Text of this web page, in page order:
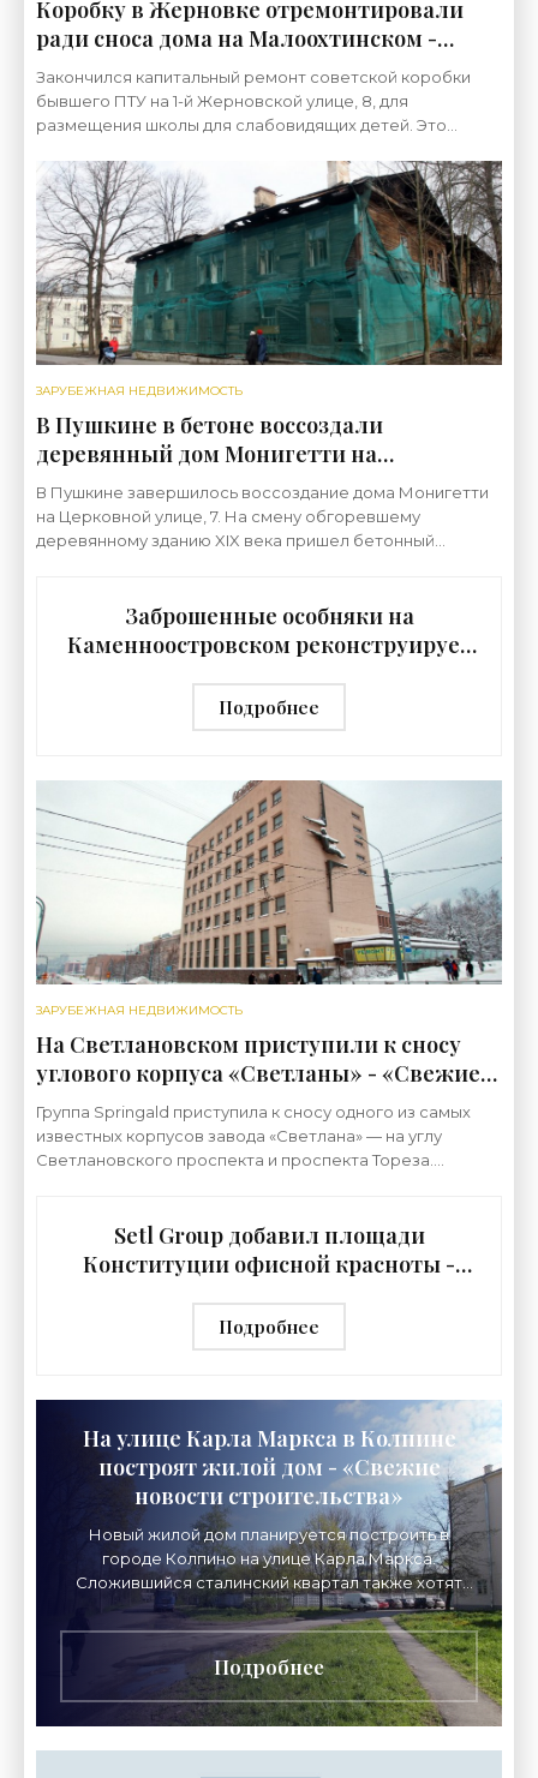
Коробку в Жерновке отремонтировали
ради сноса дома на Малоохтинском -
«Свежие новости строительства»
Закончился капитальный ремонт советской коробки
бывшего ПТУ на 1-й Жерновской улице, 8, для
размещения школы для слабовидящих детей. Это
кризиса
ЗАРУБЕЖНАЯ НЕДВИЖИМОСТЬ
В Пушкине в бетоне воссоздали
деревянный дом Монигетти на
Церковной - «Свежие новости
строительства»
В Пушкине завершилось воссоздание дома Монигетти
на Церковной улице, 7. На смену обгоревшему
деревянному зданию XIX века пришел бетонный
Заброшенные особняки на
Каменноостровском реконструирует
строительства»
Подробнее
ЗАРУБЕЖНАЯ НЕДВИЖИМОСТЬ
На Светлановском приступили к сносу
углового корпуса «Светланы» - «Свежие
новости строительства»
Группа Springald приступила к сносу одного из самых
известных корпусов завода «Светлана» — на углу
Светлановского проспекта и проспекта Тореза.
Setl Group добавил площади
Конституции офисной красноты -
Подробнее
На улице Карла Маркса в Колпине
построят жилой дом - «Свежие
новости строительства»
Новый жилой дом планируется построить в
городе Колпино на улице Карла Маркса.
Сложившийся сталинский квартал также хотят
разбавить паркингом. На днях правительство
утвердило проект
Подробнее